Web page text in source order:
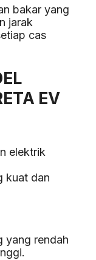
bakar yang
jarak
cas
EV
elektrik
kuat dan
yang rendah